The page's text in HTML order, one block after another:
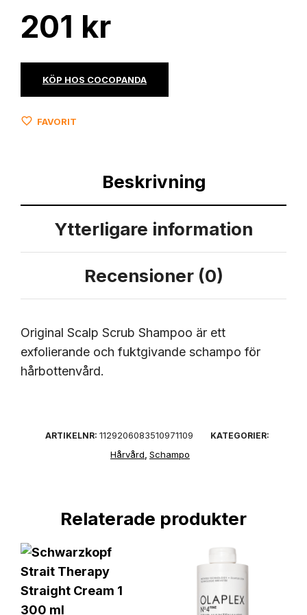
201 kr
KÖP HOS COCOPANDA
FAVORIT
Beskrivning
Ytterligare information
Recensioner (0)
Original Scalp Scrub Shampoo är ett
exfolierande och fuktgivande schampo för
hårbottenvård.
ARTIKELNR: 1129206083510971109 KATEGORIER:
Hårvård Schampo
Relaterade produkter